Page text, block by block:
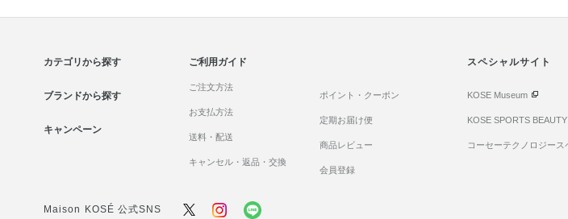
カテゴリから探す
ブランドから探す
キャンペーン
ご利用ガイド
ご注文方法
お支払方法
送料・配送
キャンセル・返品・交換
ポイント・クーポン
定期お届け便
商品レビュー
会員登録
スペシャルサイト
KOSE Museum
KOSE SPORTS
コーセーテクノロジース
Maison KOSÉ 公式SNS